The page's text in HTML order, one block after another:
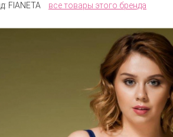
FIANETA все товары этого бренда